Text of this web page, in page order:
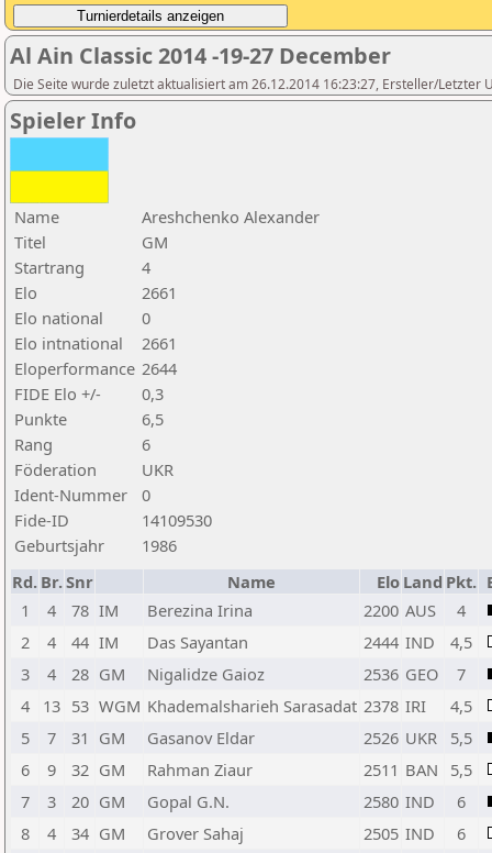
Al Ain Classic 2014 -19-27 December
Die Seite wurde zuletzt aktualisiert am 26.12.2014 16:23:27, Ersteller/Letzter
Spieler Info
Name
Areshchenko Alexander
Titel
GM
Startrang
4
Elo
2661
Elo national
0
Elo intnational
2661
Eloperformance 2644
FIDE Elo +/-
0,3
Punkte
6,5
Rang
6
Föderation
UKR
Ident-Nummer
0
Fide-ID
14109530
Geburtsjahr
1986
Rd. Br.Snr Name Elo Land Pkt.
1
4 78 IM Berezina Irina 2200 AUS
4
2
4 44 IM Das Sayantan 2444 IND
4,5
3
4 28 GM Nigalidze Gaioz 2536 GEO
7
4
13 53 WGM Khademalsharieh Sarasadat 2378 IRI
4,5
5
7 31 GM Gasanov Eldar 2526 UKR
5,5
6
9 32 GM Rahman Ziaur 2511 BAN
5,5
7
3 20 GM Gopal G.N. 2580 IND
6
8
4 34 GM Grover Sahaj 2505 IND
6